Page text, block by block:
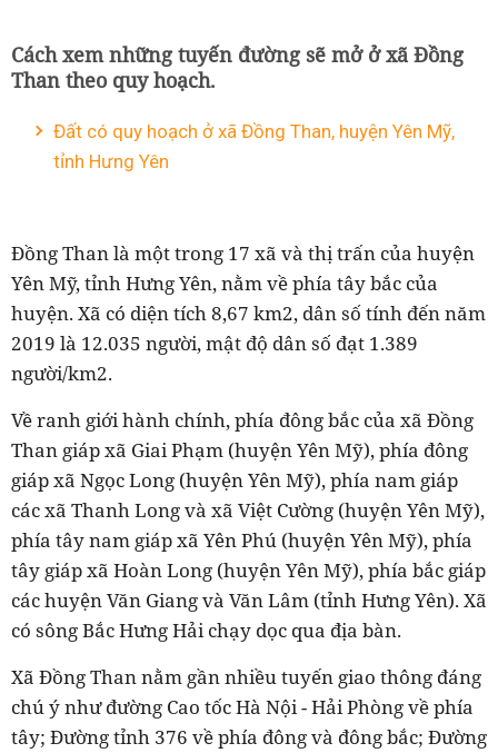
Cách xem những tuyến đường sẽ mở ở xã Đồng
Than theo quy hoạch.
Đất có quy hoạch ở xã Đồng Than, huyện Yên Mỹ,
tỉnh Hưng Yên
Đồng Than là một trong 17 xã và thị trấn của huyện
Yên Mỹ, tỉnh Hưng Yên, nằm về phía tây bắc của
huyện. Xã có diện tích 8,67 km2, dân số tính đến năm
2019 là 12.035 người, mật độ dân số đạt 1.389
người/km2.
Về ranh giới hành chính, phía đông bắc của xã Đồng
Than giáp xã Giai Phạm (huyện Yên Mỹ), phía đông
giáp xã Ngọc Long (huyện Yên Mỹ), phía nam giáp
các xã Thanh Long và xã Việt Cường (huyện Yên Mỹ),
phía tây nam giáp xã Yên Phú (huyện Yên Mỹ), phía
tây giáp xã Hoàn Long (huyện Yên Mỹ), phía bắc giáp
các huyện Văn Giang và Văn Lâm (tỉnh Hưng Yên). Xã
có sông Bắc Hưng Hải chạy dọc qua địa bàn.
Xã Đồng Than nằm gần nhiều tuyến giao thông đáng
chú ý như đường Cao tốc Hà Nội - Hải Phòng về phía
tây; Đường tỉnh 376 về phía đông và đông bắc; Đường